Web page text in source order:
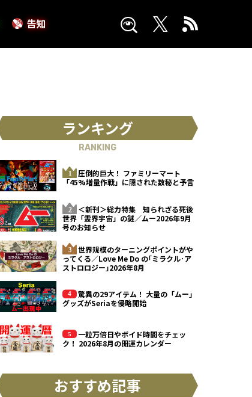
告知
ランキング
RANKING
圧倒的巨大！ ファミリーマート
「45%増量作戦」に隠された数秘と予言
＜新刊＞総力特集 知られざる死後
世界「霊界宇宙」の謎／ムー2026年9月
号のお知らせ
世界規模のターニングポイントがや
ってくる／Love Me Do の｢ミラクル･ア
ストロロジー｣2026年8月
驚異の29アイテム！ 大量の「ムー」
グッズがSeriaを侵略開始
一粒万倍日やボイド時間をチェッ
ク！ 2026年8月の開運カレンダー
おすすめ記事